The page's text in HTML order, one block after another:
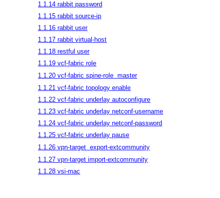
1.1.14 rabbit password
1.1.15 rabbit source-ip
1.1.16 rabbit user
1.1.17 rabbit virtual-host
1.1.18 restful user
1.1.19 vcf-fabric role
1.1.20 vcf-fabric spine-role master
1.1.21 vcf-fabric topology enable
1.1.22 vcf-fabric underlay autoconfigure
1.1.23 vcf-fabric underlay netconf-username
1.1.24 vcf-fabric underlay netconf-password
1.1.25 vcf-fabric underlay pause
1.1.26 vpn-target export-extcommunity
1.1.27 vpn-target import-extcommunity
1.1.28 vsi-mac